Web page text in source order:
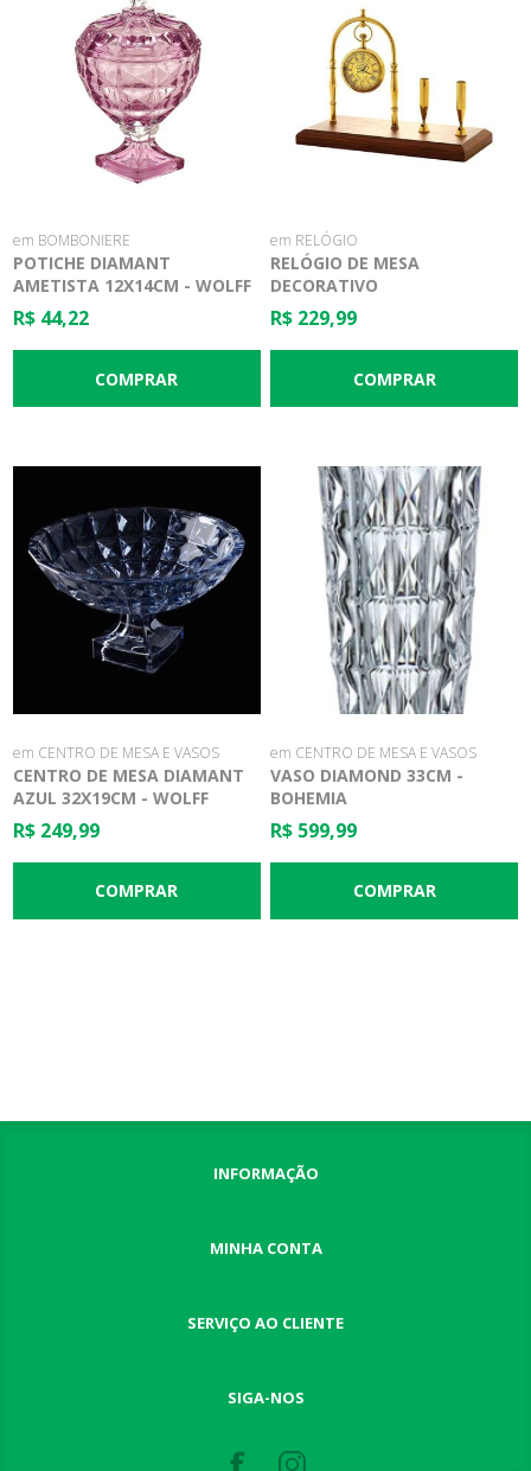
em BOMBONIERE
POTICHE DIAMANT
AMETISTA 12X14CM - WOLFF
R$ 44,22
em RELÓGIO
RELÓGIO DE MESA
DECORATIVO
R$ 229,99
em CENTRO DE MESA E VASOS
CENTRO DE MESA DIAMANT
AZUL 32X19CM - WOLFF
R$ 249,99
em CENTRO DE MESA E VASOS
VASO DIAMOND 33CM -
BOHEMIA
R$ 599,99
INFORMAÇÃO
MINHA CONTA
SERVIÇO AO CLIENTE
SIGA-NOS